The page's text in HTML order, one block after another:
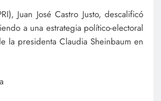
Juan José Castro Justo, descalificó
a una estrategia político-electoral
la presidenta Claudia Sheinbaum en